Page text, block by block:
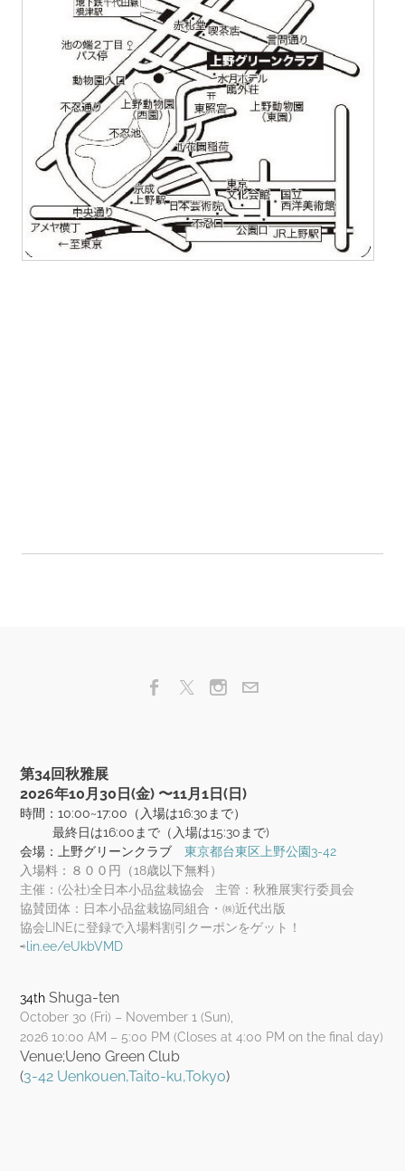
第34回秋雅展
​2026年10月30日(金) 〜11月1日(日)
時間：10:00~17:00（入場は16:30まで）
最終日は16:00まで（入場は15:30まで)
会場：上野グリーンクラブ東京都台東区上野公園3-42
入場料：８００円（18歳以下無料）
主催：(公社)全日本小品盆栽協会 主管：秋雅展実行委員会
協賛団体：日本小品盆栽協同組合・㈱近代出版
協会LINEに登録で入場料割引クーポンをゲット！
⇨ lin.ee/eUkbVMD
34thShuga-ten
October 30 (Fri) – November 1 (Sun),
​2026 10:00 AM – 5:00 PM (Closes at 4:00 PM on the final day)
Venue;Ueno Green Club
(3-42 Uenkouen,Taito-ku,Tokyo)